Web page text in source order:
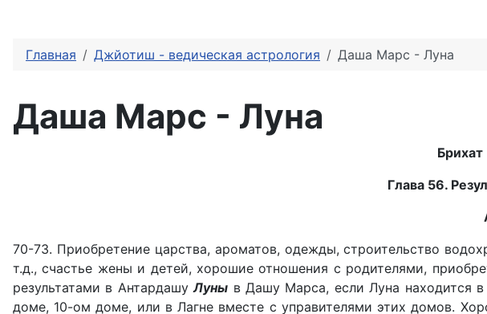
Главная Джйотиш - ведическая астрология Даша Марс - Луна
Даша Марс - Луна
Глава 56.
70-73. Приобретение царства, ароматов, одежды, строительство
т.д., счастье жены и детей, хорошие отношения с родителями,
результатами в АнтардашуЛуны в Дашу Марса, если Луна находится
доме, 10-ом доме, или в Лагне вместе с управителями этих домов.